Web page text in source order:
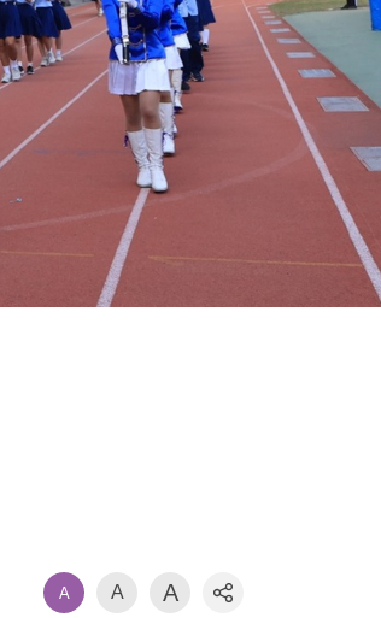
A A A
社群分享